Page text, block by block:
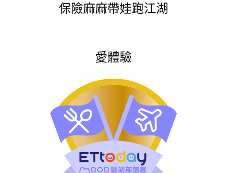
保險麻麻帶娃跑江湖
愛體驗